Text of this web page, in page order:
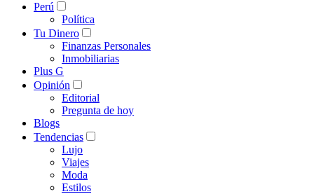
Perú
Política
Tu Dinero
Finanzas Personales
Inmobiliarias
Plus G
Opinión
Editorial
Pregunta de hoy
Blogs
Tendencias
Lujo
Viajes
Moda
Estilos